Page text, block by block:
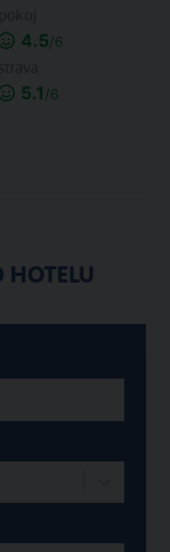
4.5/6
5.1 /6